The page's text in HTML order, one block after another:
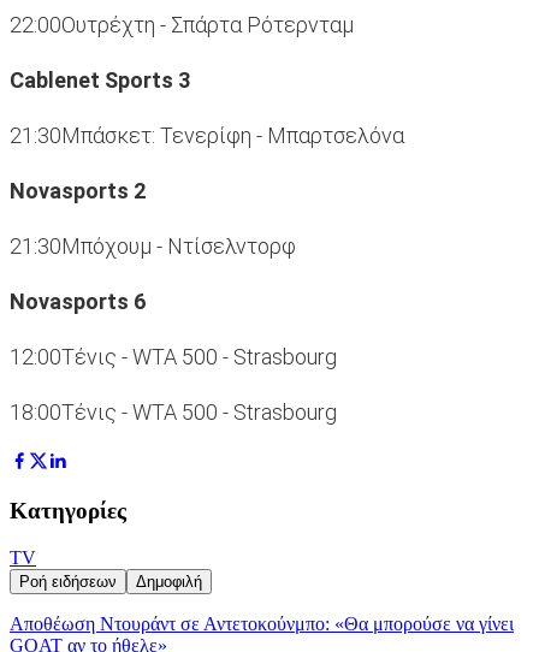
22:00Ουτρέχτη - Σπάρτα Ρότερνταμ
Cablenet Sports 3
21:30Μπάσκετ: Τενερίφη - Μπαρτσελόνα
Novasports 2
21:30Μπόχουμ - Ντίσελντορφ
Novasports 6
12:00Tένις - WTA 500 - Strasbourg
18:00Tένις - WTA 500 - Strasbourg
Κατηγορίες
TV
Ροή ειδήσεων Δημοφιλή
Αποθέωση Ντουράντ σε Αντετοκούνμπο: «Θα μπορούσε να γίνει
GOAT αν το ήθελε»